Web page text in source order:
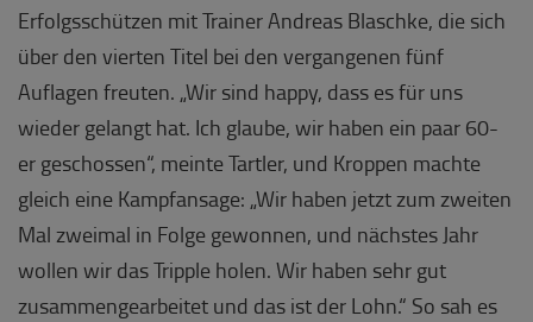
Erfolgsschützen mit Trainer Andreas Blaschke, die sich
über den vierten Titel bei den vergangenen fünf
Auflagen freuten. „Wir sind happy, dass es für uns
wieder gelangt hat. Ich glaube, wir haben ein paar 60-
er geschossen“, meinte Tartler, und Kroppen machte
gleich eine Kampfansage: „Wir haben jetzt zum zweiten
Mal zweimal in Folge gewonnen, und nächstes Jahr
wollen wir das Tripple holen. Wir haben sehr gut
zusammengearbeitet und das ist der Lohn.“ So sah es